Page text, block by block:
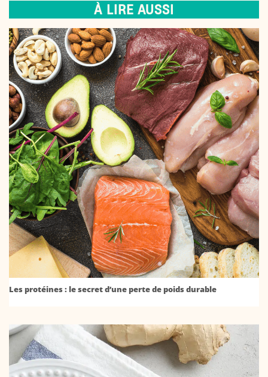
À LIRE AUSSI
Les protéines : le secret d’une perte de poids durable